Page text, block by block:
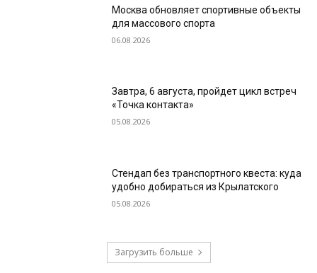
Москва обновляет спортивные объекты
для массового спорта
06.08.2026
Завтра, 6 августа, пройдет цикл встреч
«Точка контакта»
05.08.2026
Стендап без транспортного квеста: куда
удобно добираться из Крылатского
05.08.2026
Загрузить больше